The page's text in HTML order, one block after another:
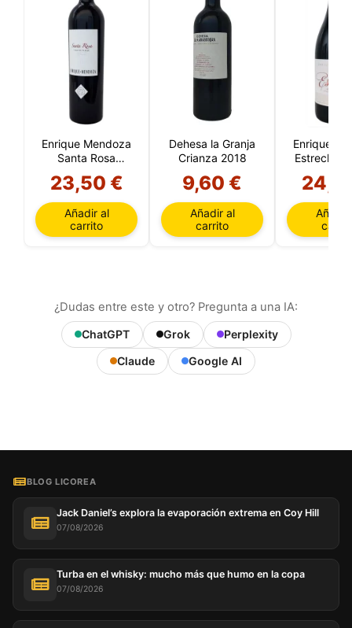
Enrique Mendoza
Santa Rosa
23,50 €
Añadir al
carrito
Dehesa la Granja
Crianza 2018
9,60 €
Añadir al
carrito
Enrique
Estrecho
Añadir
¿Dudas entre este y otro? Pregunta a una IA:
ChatGPT Grok
Perplexity
Claude
Google AI
BLOG LICOREA
Jack Daniel’s explora la evaporación extrema en Coy Hill
07/08/2026
Turba en el whisky: mucho más que humo en la copa
07/08/2026